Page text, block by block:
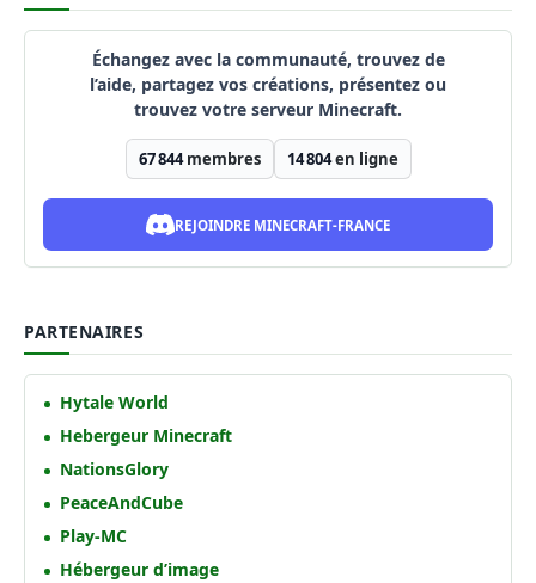
Échangez avec la communauté, trouvez de
l’aide, partagez vos créations, présentez ou
trouvez votre serveur Minecraft.
67 844membres 14 804en ligne
REJOINDRE MINECRAFT-FRANCE
PARTENAIRES
Hytale World
Hebergeur Minecraft
NationsGlory
PeaceAndCube
Play-MC
Hébergeur d’image